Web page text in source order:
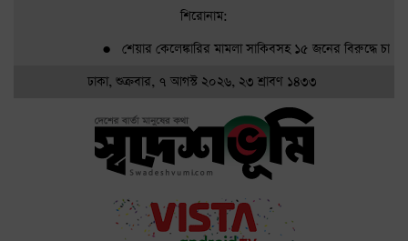
শিরোনাম:
●শেয়ার কেলেঙ্কারির মামলা সাকিবসহ ১৫ জনের বিরুদ্ধে
ঢাকা, শুক্রবার, ৭ আগস্ট ২০২৬, ২৩ শ্রাবণ ১৪৩৩